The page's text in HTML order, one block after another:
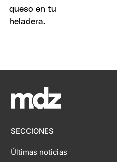
SECCIONES
Últimas noticias